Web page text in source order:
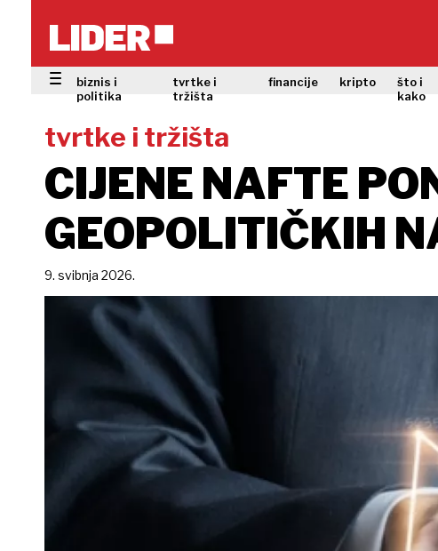
biznis i
politika
tvrtke i
tržišta
financije kripto
što i
kako
tvrtke i tržišta
CIJENE NAFTE
GEOPOLITIČKIH
9. svibnja 2026.